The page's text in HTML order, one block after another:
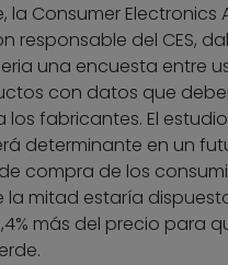
la Consumer Electronics
responsable del CES,
una encuesta entre
con datos que
los fabricantes. El
determinante en un
compra de los
la mitad estaría
más del precio para